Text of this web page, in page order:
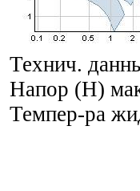
Технич.
Напор (Н)
Темпер-ра